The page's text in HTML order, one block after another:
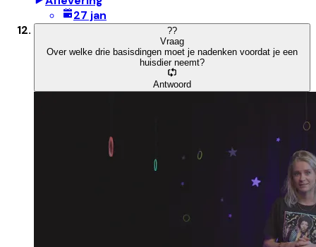
27 jan
??
Vraag
Over welke drie basisdingen moet je nadenken voordat je een
huisdier neemt?
Antwoord